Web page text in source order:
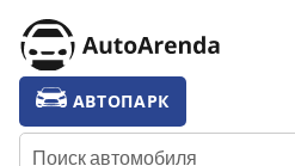
Перейти
к
навигации
Перейти
к
содержимому
УСЛУГИ
ТАРИФЫ
АВТОПАРК
Искать: